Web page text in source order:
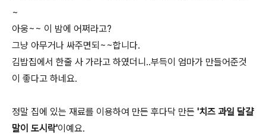
~
아웅~~ 이 밤에 어쩌라고?
그냥 아무거나 싸주면되~~합니다.
김밥집에서 한줄 사 가라고 하였더니..부득이 엄마가 만들어준것
이 좋다고 하네요.
정말 집에 있는 재료를 이용하여 만든 후다닥 만든 '치즈 과일 달걀
말이 도시락'이예요.